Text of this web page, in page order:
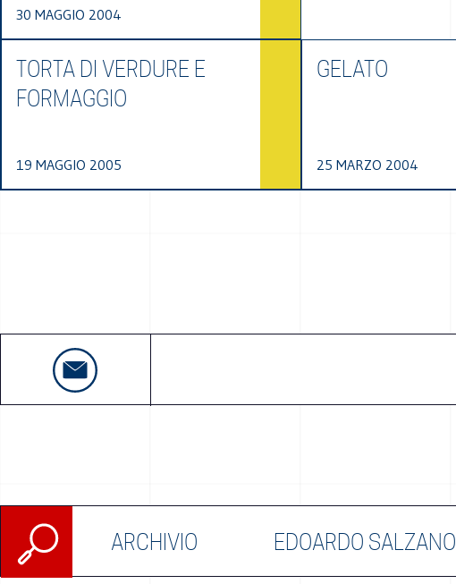
ARCHIVIO EDOARDO SALZANO
30 MAGGIO 2004
TORTA DI VERDURE E
FORMAGGIO
19 MAGGIO 2005
GELATO
25 MARZO 2004